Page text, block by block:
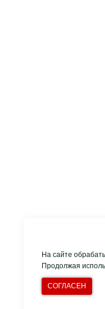
На сайте
Продолжая
СОГЛАСЕН